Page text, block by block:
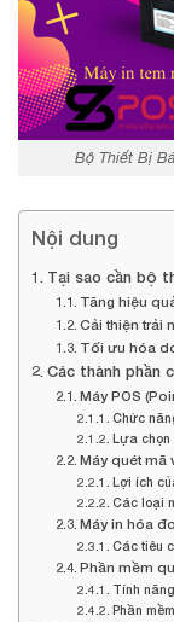
Bộ Thiết Bị
Nội dung
Tại sao cần bộ
Tăng hiệu
Cải thiện trải
Tối ưu hóa
Các thành phần
Máy POS
Chức
Lựa chọn
Máy quét mã
Lợi ích
Các loại
Máy in hóa
Các tiêu
Phần mềm
Tính
Phần